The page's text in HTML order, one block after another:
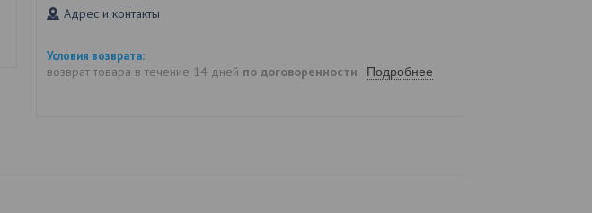
Адрес и контакты
возврат товара в течение 14 дней по договоренности Подробнее